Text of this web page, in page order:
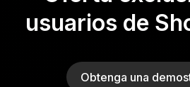
usuarios de
Obtenga una